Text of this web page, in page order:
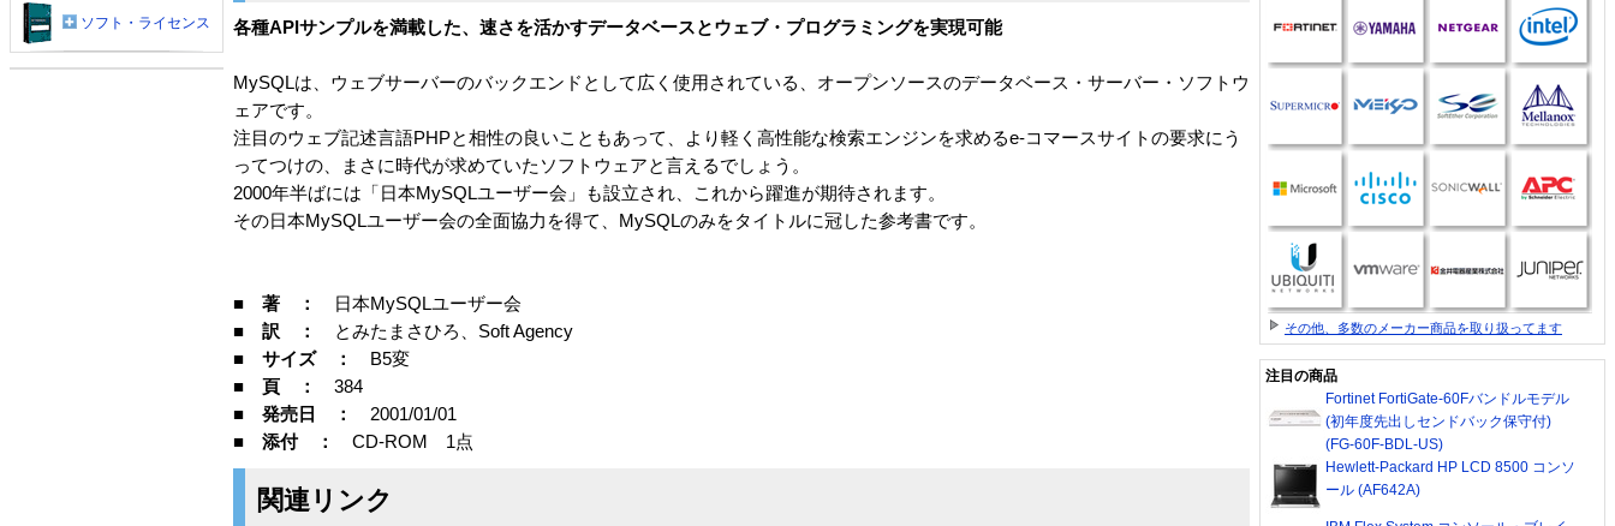
各種APIサンプルを満載した、速さを活かすデータベースとウェブ・プログラミングを実現可能
MySQLは、ウェブサーバーのバックエンドとして広く使用されている、オープンソースのデータベース・サーバー・ソフトウ
ェアです。
注目のウェブ記述言語PHPと相性の良いこともあって、より軽く高性能な検索エンジンを求めるe-コマースサイトの要求にう
ってつけの、まさに時代が求めていたソフトウェアと言えるでしょう。
2000年半ばには「日本MySQLユーザー会」も設立され、これから躍進が期待されます。
その日本MySQLユーザー会の全面協力を得て、MySQLのみをタイトルに冠した参考書です。
■ 著 ：
日本MySQLユーザー会
■ 訳 ：
とみたまさひろ、Soft Agency
■ サイズ ：
B5変
■ 頁 ： 384
■ 発売日 ： 2001/01/01
■ 添付 ： CD-ROM 1点
関連リンク
ソフト・ライセンス
その他、多数のメーカー商品を取り扱ってます
注目の商品
Fortinet FortiGate-60Fバンドルモデル
(初年度先出しセンドバック保守付)
(FG-60F-BDL-US)
Hewlett-Packard HP LCD 8500 コンソ
ール (AF642A)